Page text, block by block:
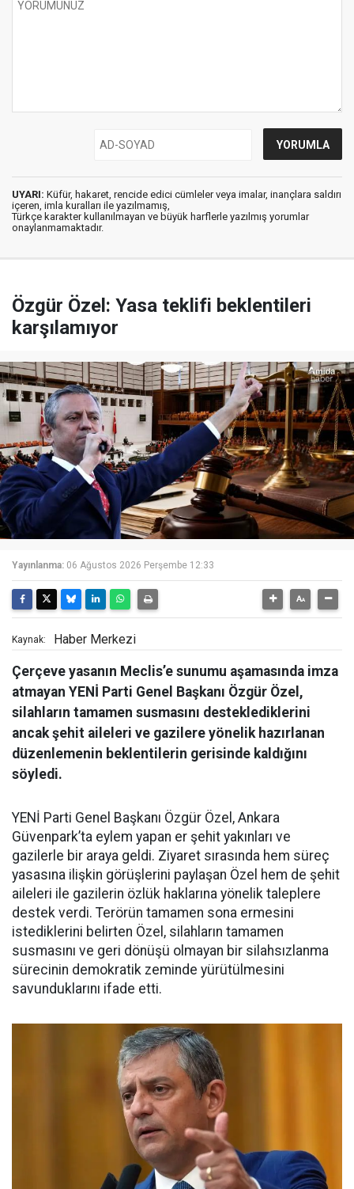
UYARI: Küfür, hakaret, rencide edici cümleler veya imalar, inançlara saldırı
içeren, imla kuralları ile yazılmamış,
Türkçe karakter kullanılmayan ve büyük harflerle yazılmış yorumlar
onaylanmamaktadır.
Özgür Özel: Yasa teklifi beklentileri
karşılamıyor
Yayınlanma: 06 Ağustos 2026 Perşembe 12:33
Kaynak: Haber Merkezi
Çerçeve yasanın Meclis’e sunumu aşamasında imza
atmayan YENİ Parti Genel Başkanı Özgür Özel,
silahların tamamen susmasını desteklediklerini
ancak şehit aileleri ve gazilere yönelik hazırlanan
düzenlemenin beklentilerin gerisinde kaldığını
söyledi.
YENİ Parti Genel Başkanı Özgür Özel, Ankara
Güvenpark’ta eylem yapan er şehit yakınları ve
gazilerle bir araya geldi. Ziyaret sırasında hem süreç
yasasına ilişkin görüşlerini paylaşan Özel hem de şehit
aileleri ile gazilerin özlük haklarına yönelik taleplere
destek verdi. Terörün tamamen sona ermesini
istediklerini belirten Özel, silahların tamamen
susmasını ve geri dönüşü olmayan bir silahsızlanma
sürecinin demokratik zeminde yürütülmesini
savunduklarını ifade etti.